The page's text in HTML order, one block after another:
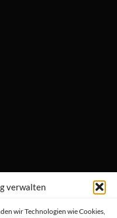
verwalten
wir Technologien wie Cookies,